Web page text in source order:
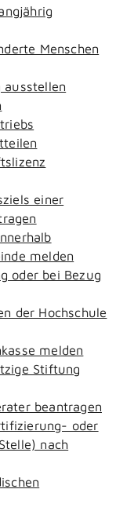
Menschen
ausstellen
einer
melden
oder bei Bezug
der Hochschule
melden
Stiftung
beantragen
oder
nach